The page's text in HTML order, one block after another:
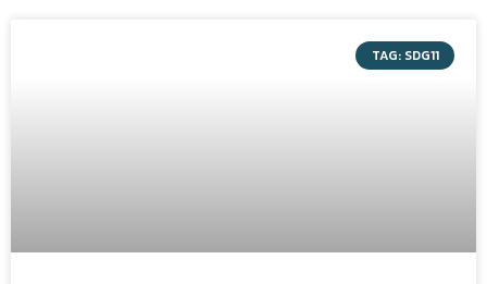
TAG: SDG11